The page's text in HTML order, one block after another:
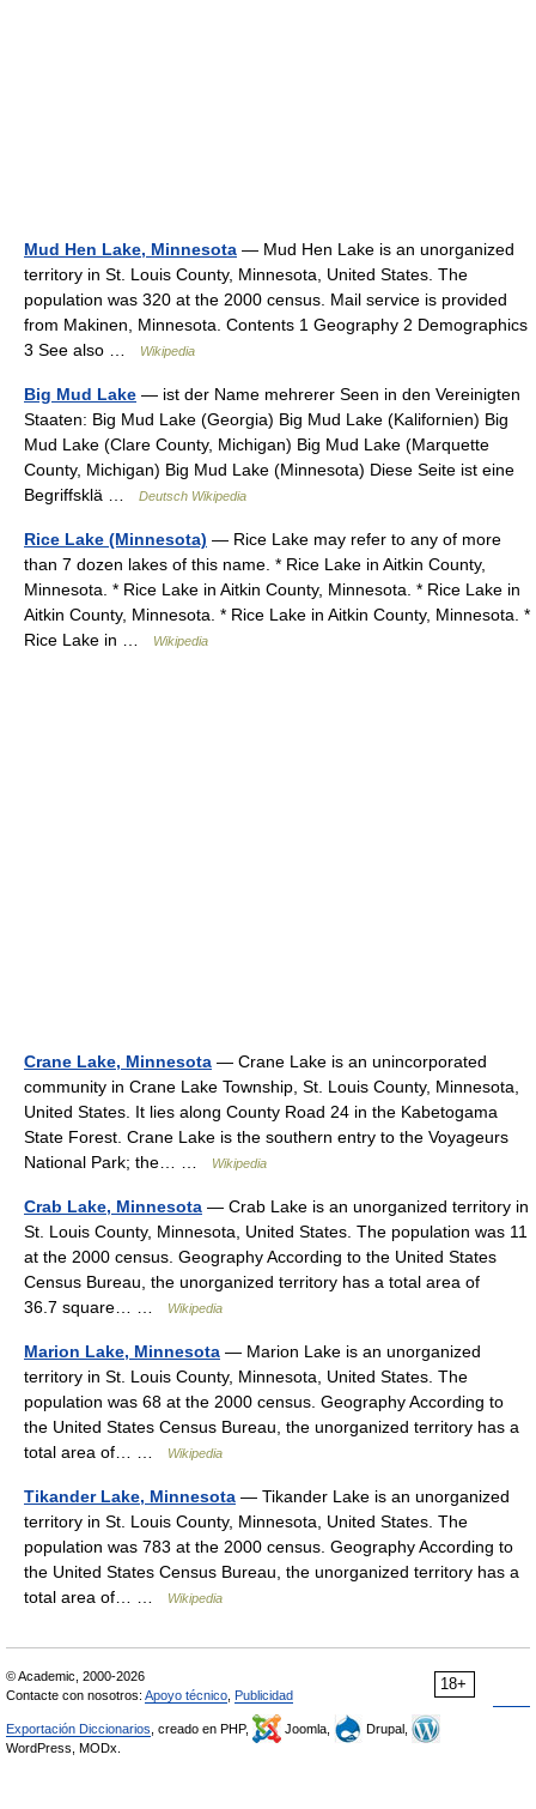
Mud Hen Lake, Minnesota — Mud Hen Lake is an unorganized
territory in St. Louis County, Minnesota, United States. The
population was 320 at the 2000 census. Mail service is provided
from Makinen, Minnesota. Contents 1 Geography 2 Demographics
3 See also …
Wikipedia
Big Mud Lake — ist der Name mehrerer Seen in den Vereinigten
Staaten: Big Mud Lake (Georgia) Big Mud Lake (Kalifornien) Big
Mud Lake (Clare County, Michigan) Big Mud Lake (Marquette
County, Michigan) Big Mud Lake (Minnesota) Diese Seite ist eine
Begriffsklä …
Deutsch Wikipedia
Rice Lake (Minnesota) — Rice Lake may refer to any of more
than 7 dozen lakes of this name. * Rice Lake in Aitkin County,
Minnesota. * Rice Lake in Aitkin County, Minnesota. * Rice Lake in
Aitkin County, Minnesota. * Rice Lake in Aitkin County, Minnesota. *
Rice Lake in …
Wikipedia
Crane Lake, Minnesota — Crane Lake is an unincorporated
community in Crane Lake Township, St. Louis County, Minnesota,
United States. It lies along County Road 24 in the Kabetogama
State Forest. Crane Lake is the southern entry to the Voyageurs
National Park; the… …
Wikipedia
Crab Lake, Minnesota — Crab Lake is an unorganized territory in
St. Louis County, Minnesota, United States. The population was 11
at the 2000 census. Geography According to the United States
Census Bureau, the unorganized territory has a total area of
36.7 square… …
Wikipedia
Marion Lake, Minnesota — Marion Lake is an unorganized
territory in St. Louis County, Minnesota, United States. The
population was 68 at the 2000 census. Geography According to
the United States Census Bureau, the unorganized territory has a
total area of… …
Wikipedia
Tikander Lake, Minnesota — Tikander Lake is an unorganized
territory in St. Louis County, Minnesota, United States. The
population was 783 at the 2000 census. Geography According to
the United States Census Bureau, the unorganized territory has a
total area of… …
Wikipedia
18+
© Academic, 2000-2026
Contacte con nosotros: Apoyo técnico Publicidad
Exportación Diccionarios , creado en PHP, Joomla,
Drupal,
WordPress, MODx.